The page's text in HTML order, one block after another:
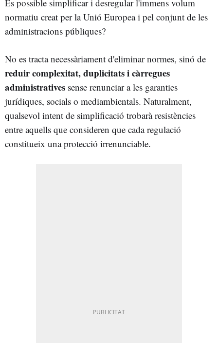
És possible simplificar i desregular l'immens volum
normatiu creat per la Unió Europea i pel conjunt de les
administracions públiques?
No es tracta necessàriament d'eliminar normes, sinó de
reduir complexitat, duplicitats i càrregues
administratives sense renunciar a les garanties
jurídiques, socials o mediambientals. Naturalment,
qualsevol intent de simplificació trobarà resistències
entre aquells que consideren que cada regulació
constitueix una protecció irrenunciable.